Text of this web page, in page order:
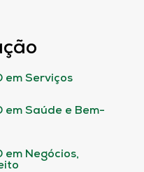
em Serviços
em Saúde e Bem-
em Negócios,